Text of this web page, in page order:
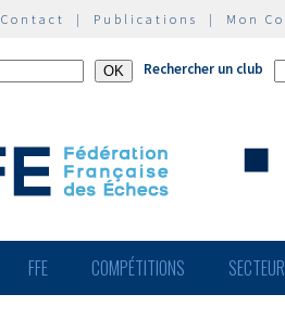
Contact | Publications | Mon
Rechercher un club
FFE COMPÉTITIONS